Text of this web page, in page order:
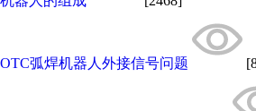
OTC弧焊机器人外接信号问题